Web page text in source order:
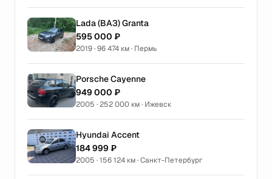
Lada (ВАЗ) Granta
595 000 ₽
2019 · 96 474 км · Пермь
Porsche Cayenne
949 000 ₽
2005 · 252 000 км · Ижевск
Hyundai Accent
184 999 ₽
2005 · 156 124 км · Санкт-Петербург